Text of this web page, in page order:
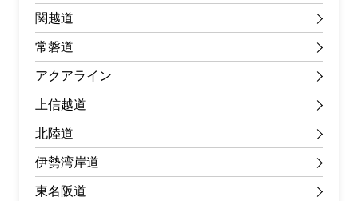
関越道
常磐道
アクアライン
上信越道
北陸道
伊勢湾岸道
東名阪道